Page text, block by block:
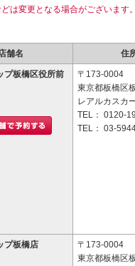
は変更となる場合がございます
舗名 住
プ板橋区役所前
〒173-0004
東京都板橋区
レアルカスカ
TEL： 0120-
TEL： 03-
プ板橋店
〒173-0004
東京都板橋区